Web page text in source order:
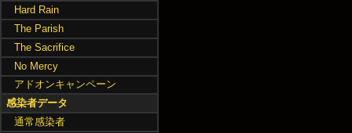
Hard Rain
The Parish
The Sacrifice
No Mercy
アドオンキャンペーン
感染者データ
通常感染者